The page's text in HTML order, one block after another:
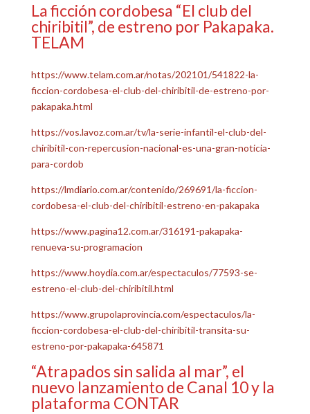
La ficción cordobesa “El club del
chiribitil”, de estreno por Pakapaka.
TELAM
https://www.telam.com.ar/notas/202101/541822-la-
ficcion-cordobesa-el-club-del-chiribitil-de-estreno-por-
pakapaka.html
https://vos.lavoz.com.ar/tv/la-serie-infantil-el-club-del-
chiribitil-con-repercusion-nacional-es-una-gran-noticia-
para-cordob
https://lmdiario.com.ar/contenido/269691/la-ficcion-
cordobesa-el-club-del-chiribitil-estreno-en-pakapaka
https://www.pagina12.com.ar/316191-pakapaka-
renueva-su-programacion
https://www.hoydia.com.ar/espectaculos/77593-se-
estreno-el-club-del-chiribitil.html
https://www.grupolaprovincia.com/espectaculos/la-
ficcion-cordobesa-el-club-del-chiribitil-transita-su-
estreno-por-pakapaka-645871
“Atrapados sin salida al mar”, el
nuevo lanzamiento de Canal 10 y la
plataforma CONTAR